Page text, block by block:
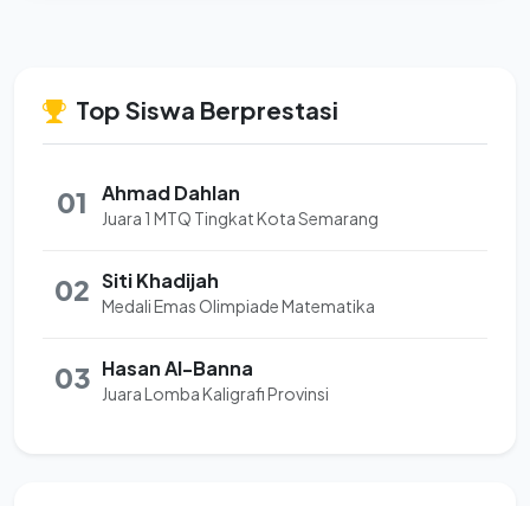
Top Siswa Berprestasi
01 Ahmad Dahlan
Juara 1 MTQ Tingkat Kota Semarang
02 Siti Khadijah
Medali Emas Olimpiade Matematika
03 Hasan Al-Banna
Juara Lomba Kaligrafi Provinsi